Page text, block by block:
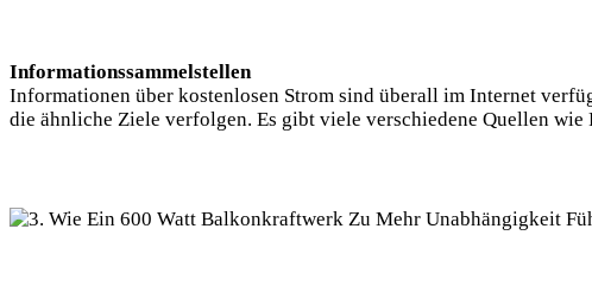
Informationssammelstellen
Informationen über kostenlosen Strom sind überall im Internet
die ähnliche Ziele verfolgen. Es gibt viele verschiedene Quellen